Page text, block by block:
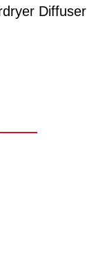
Diffuser